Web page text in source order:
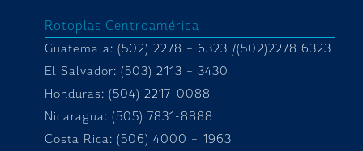
Rotoplas Centroamérica
Guatemala: (502) 2278 – 6323 /(502)2278 6323
El Salvador: (503) 2113 – 3430
Honduras: (504) 2217-0088
Nicaragua: (505) 7831-8888
Costa Rica: (506) 4000 – 1963